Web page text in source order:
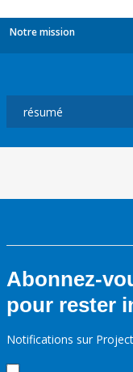
Notre mission
Abonnez-
pour rester
Notifications sur